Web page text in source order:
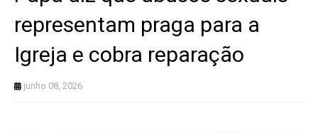
representam praga para a
Igreja e cobra reparação
junho 08, 2026